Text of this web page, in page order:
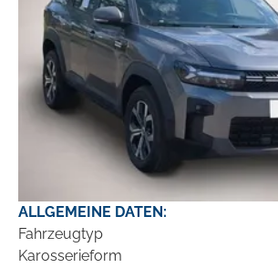
ALLGEMEINE DATEN:
Fahrzeugtyp
Karosserieform